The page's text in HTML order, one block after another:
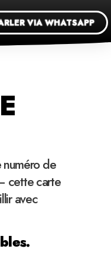
VIA WHATSAPP
de
cette carte
avec